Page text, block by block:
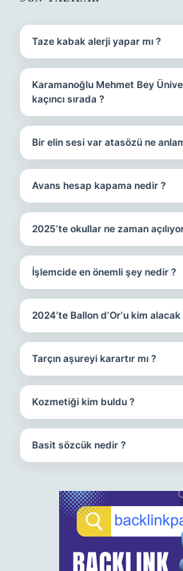
SIDEBAR
Taze kabak alerji yapar mı ?
Karamanoğlu Mehmet Bey
kaçıncı sırada ?
Bir elin sesi var atasözü ne
Avans hesap kapama nedir ?
2025’te okullar ne zaman
İşlemcide en önemli şey nedir ?
2024’te Ballon d’Or’u kim alacak
Tarçın aşureyi karartır mı ?
Kozmetiği kim buldu ?
Basit sözcük nedir ?